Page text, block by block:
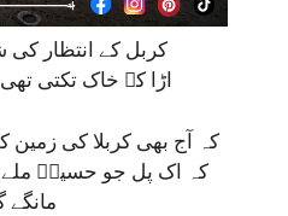
کربل کے انتظار
اڑا کے خاک تکتی
کہ آج بھی کربلا کی
کہ اک پل جو حسینؑ ملے
مانگے